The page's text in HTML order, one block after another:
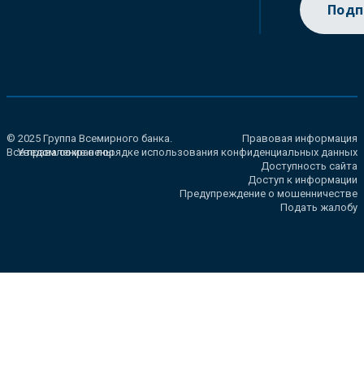
© 2025 Группа Всемирного банка.
Все права сохранены.
Правовая информация
Уведомление о порядке использования конфиденциальных данных
Доступность сайта
Доступ к информации
Предупреждение о мошенничестве
Подать жалобу